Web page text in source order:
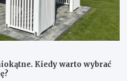
Kiedy warto wybrać